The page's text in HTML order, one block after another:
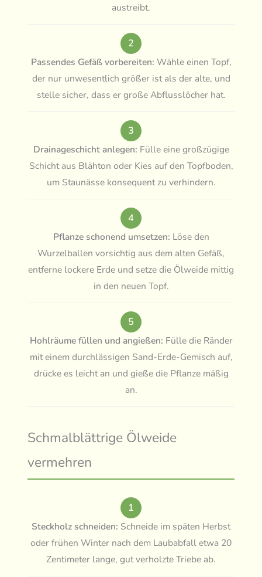
austreibt.
2
Passendes Gefäß vorbereiten: Wähle einen Topf,
der nur unwesentlich größer ist als der alte, und
stelle sicher, dass er große Abflusslöcher hat.
3
Drainageschicht anlegen: Fülle eine großzügige
Schicht aus Blähton oder Kies auf den Topfboden,
um Staunässe konsequent zu verhindern.
4
Pflanze schonend umsetzen: Löse den
Wurzelballen vorsichtig aus dem alten Gefäß,
entferne lockere Erde und setze die Ölweide mittig
in den neuen Topf.
5
Hohlräume füllen und angießen: Fülle die Ränder
mit einem durchlässigen Sand-Erde-Gemisch auf,
drücke es leicht an und gieße die Pflanze mäßig
an.
Schmalblättrige Ölweide
vermehren
1
Steckholz schneiden: Schneide im späten Herbst
oder frühen Winter nach dem Laubabfall etwa 20
Zentimeter lange, gut verholzte Triebe ab.